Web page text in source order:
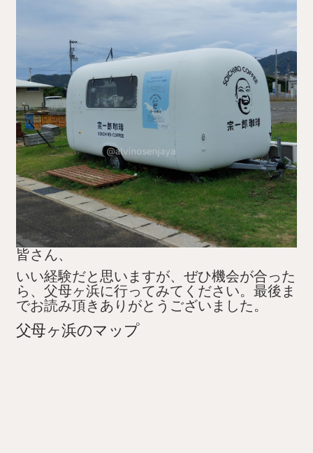
皆さん、
いい経験だと思いますが、ぜひ機会が合った
ら、父母ヶ浜に行ってみてください。最後ま
でお読み頂きありがとうございました。
父母ヶ浜のマップ